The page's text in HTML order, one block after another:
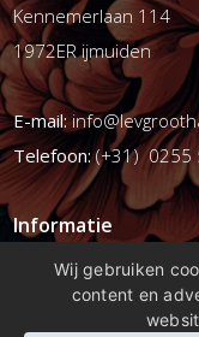
Kennemerlaan 114
1972ER ijmuiden
E-mail:
Telefoon:(+31) 0255
Informatie
Mijn account
Wij gebruiken
content en